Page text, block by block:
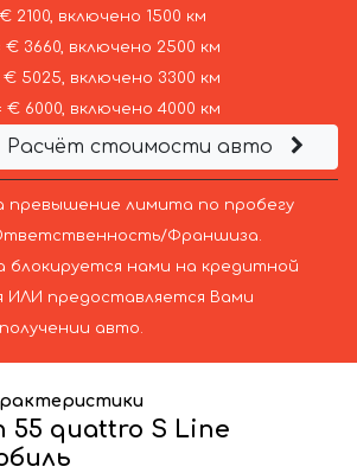
2100, включено 1500 км
€ 3660, включено 2500 км
€ 5025, включено 3300 км
€ 6000, включено 4000 км
Расчёт стоимости авто
превышение лимита по пробегу
Франшиза.
блокируется нами на кредитной
ИЛИ предоставляется Вами
авто.
55 quattro S Line